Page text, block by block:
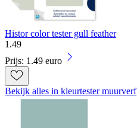
Histor color tester gull feather
1 .49
Prijs: 1.49 euro
Bekijk alles in kleurtester muurverf